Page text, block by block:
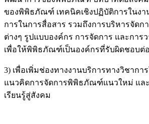
การในการสื่อสาร รวมถึงการบริหารจัดก
ต่างๆ รูปแบบองค์กร การจัดการ และการ
เพื่อให้พิพิธภัณฑ์เป็นองค์กรที่รับผิดชอบต่อ
แนวคิดการจัดการพิพิธภัณฑ์แนวใหม่ และ
เรียนรู้สู่สังคม